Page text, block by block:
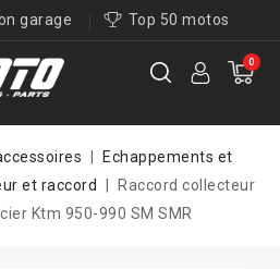
garage Top 50 motos
0
Echappements et
et raccord
Raccord collecteur
Ktm 950-990 SM SMR